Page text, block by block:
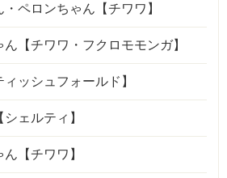
ペロンちゃん【チワワ】
【チワワ・フクロモモンガ】
ッシュフォールド】
ェルティ】
【チワワ】